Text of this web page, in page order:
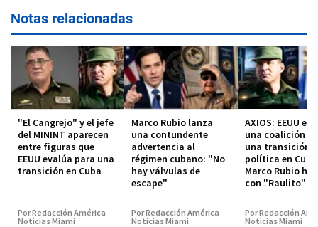
Notas relacionadas
"El Cangrejo" y el jefe
del MININT aparecen
entre figuras que
EEUU evalúa para una
transición en Cuba
Por Redacción América
Noticias Miami
Marco Rubio lanza
una contundente
advertencia al
régimen cubano: "No
hay válvulas de
escape"
Por Redacción América
Noticias Miami
AXIOS: EEUU
una coalición
una transición
política en
Marco Rubio
con "Raulito"
Por Redacción
Noticias Miami